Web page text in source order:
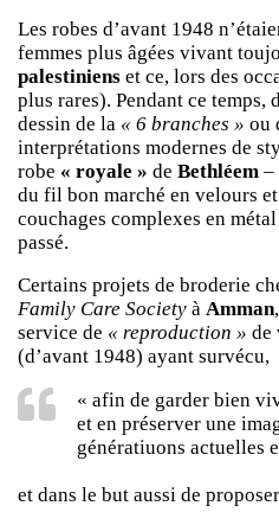
Les robes d’avant 1948
femmes plus âgées vivant
palestiniens et ce, lors des
plus rares). Pendant ce temps,
dessin de la « 6 branches » ou
interprétations modernes de
robe « royale » de Bethléem –
du fil bon marché en velours
couchages complexes en
passé.
Certains projets de broderie
Family Care Society à Amman
service de « reproduction » de
(d’avant 1948) ayant survécu,
« afin de garder bien
et en préserver une
génératiuons actuelles
et dans le but aussi de